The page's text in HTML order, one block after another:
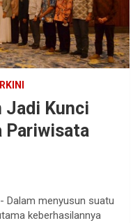
Jadi Kunci
Pariwisata
Dalam menyusun suatu
keberhasilannya